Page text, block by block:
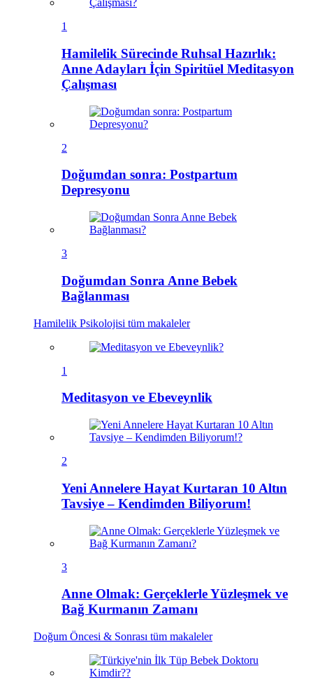
1
Hamilelik Sürecinde Ruhsal Hazırlık:
Anne Adayları İçin Spiritüel Meditasyon
Çalışması
2
Doğumdan sonra: Postpartum
Depresyonu
3
Doğumdan Sonra Anne Bebek
Bağlanması
Hamilelik Psikolojisi tüm makaleler
1
Meditasyon ve Ebeveynlik
2
Yeni Annelere Hayat Kurtaran 10 Altın
Tavsiye – Kendimden Biliyorum!
3
Anne Olmak: Gerçeklerle Yüzleşmek ve
Bağ Kurmanın Zamanı
Doğum Öncesi & Sonrası tüm makaleler